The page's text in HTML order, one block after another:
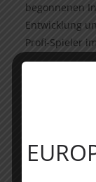
begonnenen
Entwicklung
Profi-Spieler
group GmbH
Spielerrat
rechtlich und
Team beraten: